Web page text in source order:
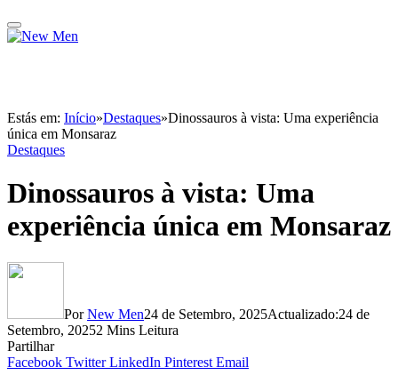
Estás em: Início»Destaques»Dinossauros à vista: Uma experiência
única em Monsaraz
Destaques
Dinossauros à vista: Uma
experiência única em Monsaraz
Por New Men24 de Setembro, 2025Actualizado:24 de
Setembro, 20252 Mins Leitura
Partilhar
Facebook Twitter LinkedIn Pinterest Email